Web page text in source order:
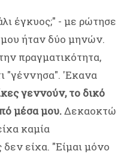
έγκυος;" - με ρώτησε
μου ήταν δύο μηνών.
πραγματικότητα,
"γέννησα". 'Εκανα
γεννούν, το δικό
μέσα μου.Δεκαοκτώ
καμία
δεν είχα. "Είμαι μόνο